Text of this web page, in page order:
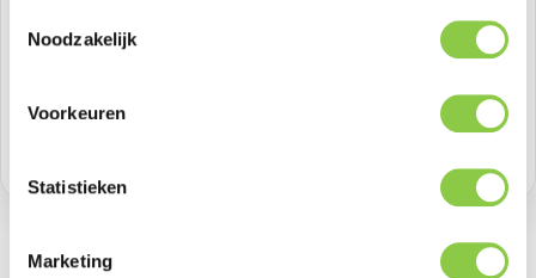
Noodzakelijk
Voorkeuren
Statistieken
Marketing
Producthoeveelheid: Voer de
Productnummer: